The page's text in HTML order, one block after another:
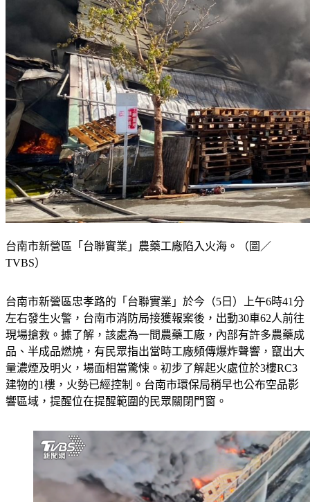
台南市新營區「台聯實業」農藥工廠陷入火海。（圖／
TVBS）
台南市新營區忠孝路的「台聯實業」於今（5日）上午6時41分
左右發生火警，台南市消防局接獲報案後，出動30車62人前往
現場搶救。據了解，該處為一間農藥工廠，內部有許多農藥成
品、半成品燃燒，有民眾指出當時工廠頻傳爆炸聲響，竄出大
量濃煙及明火，場面相當驚悚。初步了解起火處位於3樓RC3
建物的1樓，火勢已經控制。台南市環保局稍早也公布空品影
響區域，提醒位在提醒範圍的民眾關閉門窗。